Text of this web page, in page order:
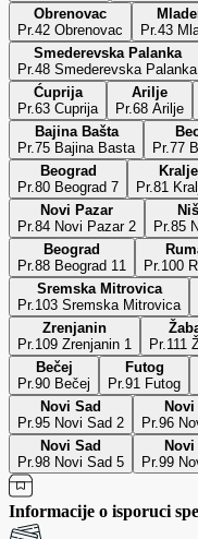
Obrenovac
Pr.42 Obrenovac
Pr.43
Smederevska Palanka
Pr.48 Smederevska Palanka
Ćuprija
Pr.63 Cuprija
Arilje
Pr.68 Arilje
Bajina Bašta
Pr.75 Bajina Basta
Pr.77
Beograd
Pr.80 Beograd 7
Pr.81
Novi Pazar
Pr.84 Novi Pazar 2
Niš
Pr.85
Beograd
Pr.88 Beograd 11
Pr.100
Sremska Mitrovica
Pr.103 Sremska Mitrovica
Zrenjanin
Pr.109 Zrenjanin 1
Pr.111
Bečej
Pr.90 Bečej
Futog
Pr.91 Futog
Novi Sad
Pr.95 Novi Sad 2
Novi
Pr.96
Novi Sad
Pr.98 Novi Sad 5
Novi
Pr.99
Informacije o isporuci